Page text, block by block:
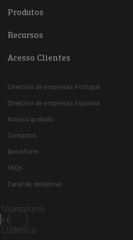
Produtos
Recursos
Acesso Clientes
Diretório de empresas Portugal
Diretório de empresas Espanha
Acesso gratuito
Contactos
Iberinform
FAQs
Canal de denúncias
Iberinform
en
Linkedin